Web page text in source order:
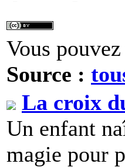
Vous
Source :
La croix
Un enfant
magie pour